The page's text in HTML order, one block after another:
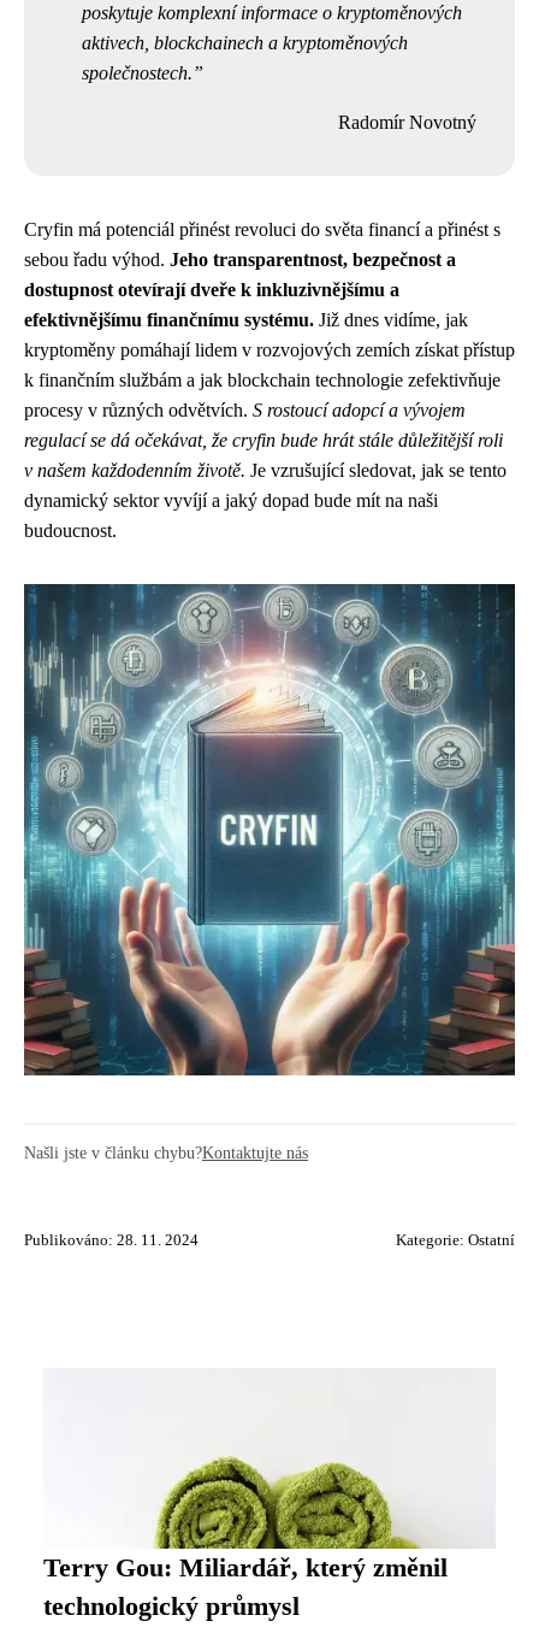
poskytuje komplexní informace o kryptoměnových
aktivech, blockchainech a kryptoměnových
společnostech.
Radomír Novotný
Cryfin má potenciál přinést revoluci do světa financí a přinést s
sebou řadu výhod. Jeho transparentnost, bezpečnost a
dostupnost otevírají dveře k inkluzivnějšímu a
efektivnějšímu finančnímu systému. Již dnes vidíme, jak
kryptoměny pomáhají lidem v rozvojových zemích získat přístup
k finančním službám a jak blockchain technologie zefektivňuje
procesy v různých odvětvích. S rostoucí adopcí a vývojem
regulací se dá očekávat, že cryfin bude hrát stále důležitější roli
v našem každodenním životě. Je vzrušující sledovat, jak se tento
dynamický sektor vyvíjí a jaký dopad bude mít na naši
budoucnost.
Našli jste v článku chybu?Kontaktujte nás
Publikováno: 28. 11. 2024 Kategorie: Ostatní
Terry Gou: Miliardář, který změnil
technologický průmysl